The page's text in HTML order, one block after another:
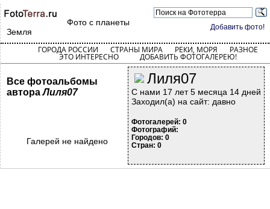
Добавить фото!
Фото с планеты
Земля
ГОРОДА РОССИИ СТРАНЫ МИРА РЕКИ, МОРЯ РАЗНОЕ
ЭТО ИНТЕРЕСНО ДОБАВИТЬ ФОТОГАЛЕРЕЮ!
Лиля07
С нами 17 лет 5 месяца 14 дней
Заходил(а) на сайт: давно
Фотогалерей: 0
Фотографий:
Городов: 0
Стран: 0
Все фотоальбомы
автораЛиля07
Галерей не найдено